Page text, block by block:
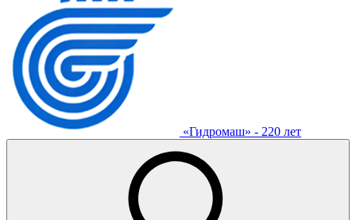
«Гидромаш» - 220 лет